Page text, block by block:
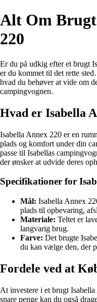
Alt Om
220
Er du på udkig efter et brugt
er du kommet til det rette
hvad du behøver at vide om
campingvognen.
Hvad er Isabella
Isabella Annex 220 er en
plads og komfort under din
passe til Isabellas
der ønsker at udvide deres
Specifikationer for
Mål: Isabella Annex
plads til opbevaring,
Materiale: Teltet er
langvarig brug.
Farve: Det brugte
du kan vælge den, der
Fordele ved at
At investere i et brugt
spare penge kan du også